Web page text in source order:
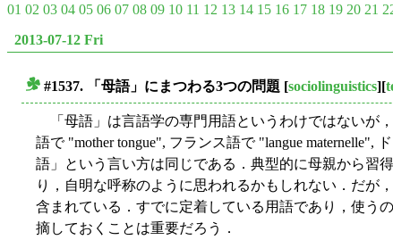
01 02 03 04 05 06 07 08 09 10 11 12 13 14 15 16 17 18 19 20 21
2013-07-12 Fri
#1537. 「母語」にまつわる3つの問題 [sociolinguistics][
「母語」は言語学の専門用語というわけではないが
語で "mother tongue", フランス語で "langue maternelle",
語」という言い方は同じである．典型的に母親から習
り，自明な呼称のように思われるかもしれない．だが
含まれている．すでに定着している用語であり，使う
摘しておくことは重要だろう．